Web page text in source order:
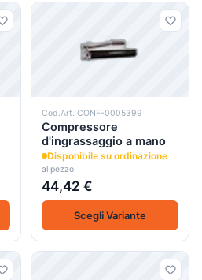
Cod.Art. CONF-0005399
Compressore
d'ingrassaggio a mano
Disponibile su ordinazione
al pezzo
44,42 €
Scegli Variante